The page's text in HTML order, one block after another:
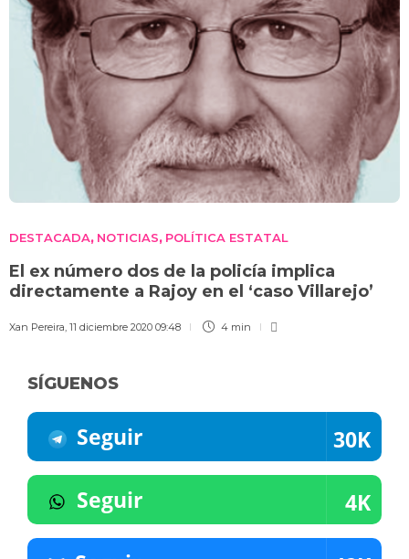
DESTACADA, NOTICIAS, POLÍTICA ESTATAL
El ex número dos de la policía implica
directamente a Rajoy en el ‘caso Villarejo’
Xan Pereira, 11 diciembre 2020 09:48 4 min
SÍGUENOS
Seguir 30K
Seguir 4K